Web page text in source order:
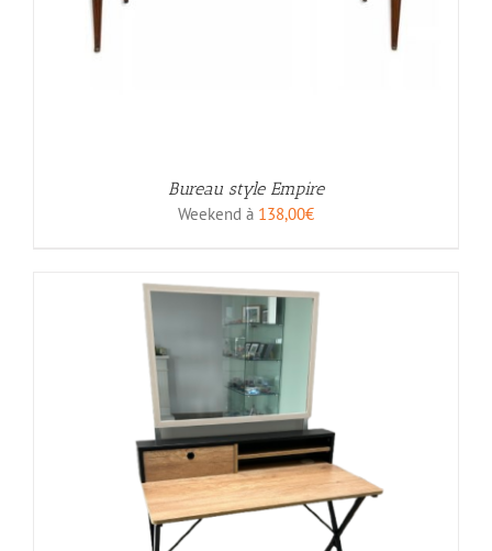
Bureau style Empire
Weekend à 138,00€